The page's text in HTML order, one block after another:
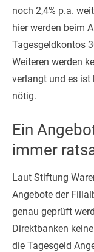
noch 2,4% p.a.
hier werden beim
Tagesgeldkontos
Weiteren werden
verlangt und es ist
nötig.
Ein
immer
Laut Stiftung
Angebote der
genau geprüft
Direktbanken
die Tagesgeld